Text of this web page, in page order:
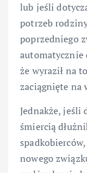
lub jeśli
potrzeb
poprzedniego
automatycznie
że wyraził na
zaciągnięte na
Jednakże, jeśli
śmiercią
nowego